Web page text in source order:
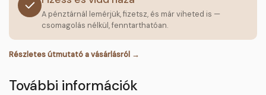
A pénztárnál lemérjük, fizetsz, és már viheted is —
csomagolás nélkül, fenntarthatóan.
Részletes útmutató a vásárlásról →
További információk